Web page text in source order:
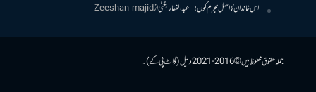
اس خاندان کا اصل مجرم کون! – عبدالغفار بگٹیازZeeshan majid
جملہ حقوق محفوظ ہیں © 2016-2021 دلیل (ڈاٹ پی کے)۔